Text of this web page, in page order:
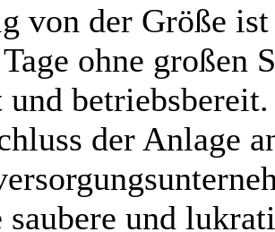
von der Größe
ohne großen
der Anlage
saubere und